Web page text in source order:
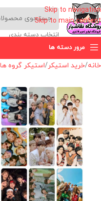
Skip to navigation
Skip to main content
انتخاب دسته بندی
مرور دسته ها
خانه خرید استیکر استیکر گروه